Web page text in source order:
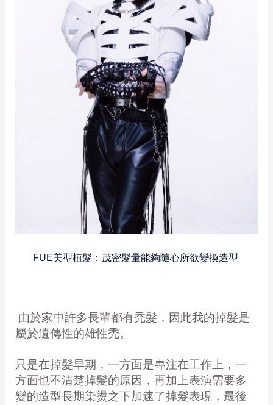
FUE美型植髮：茂密髮量能夠隨心所欲變換造型
由於家中許多長輩都有禿髮，因此我的掉髮是
屬於遺傳性的雄性禿。
只是在掉髮早期，一方面是專注在工作上，一
方面也不清楚掉髮的原因，再加上表演需要多
變的造型長期染燙之下加速了掉髮表現，最後